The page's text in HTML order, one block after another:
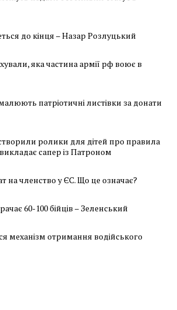
до кінця – Назар Розлуцький
яка частина армії рф воює в
патріотичні листівки за донати
ролики для дітей про правила
сапер із Патроном
на членство у ЄС. Що це означає?
60-100 бійців – Зеленський
механізм отримання водійського